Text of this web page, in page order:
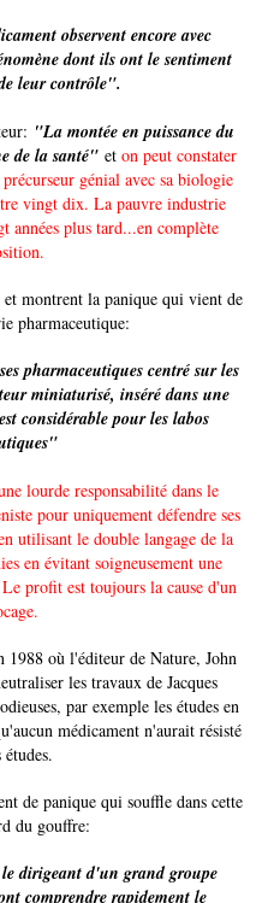
observent encore avec
dont ils ont le sentiment
leur contrôle".
"La montée en puissance du
de la santé" et on peut constater
génial avec sa biologie
vingt dix. La pauvre industrie
années plus tard...en complète
montrent la panique qui vient de
pharmaceutique:
pharmaceutiques centré sur les
miniaturisé, inséré dans une
considérable pour les labos
lourde responsabilité dans le
pour uniquement défendre ses
utilisant le double langage de la
en évitant soigneusement une
profit est toujours la cause d'un
1988 où l'éditeur de Nature, John
les travaux de Jacques
par exemple les études en
médicament n'aurait résisté
de panique qui souffle dans cette
du gouffre:
dirigeant d'un grand groupe
comprendre rapidement le